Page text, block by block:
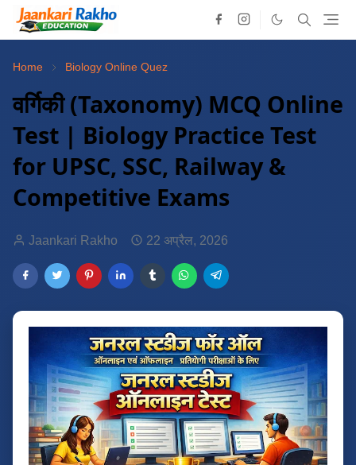
Home Biology Online Quez
वर्गिकी (Taxonomy) MCQ Online
Test | Biology Practice Test
for UPSC, SSC, Railway &
Competitive Exams
Jaankari Rakho 22 अप्रैल, 2026